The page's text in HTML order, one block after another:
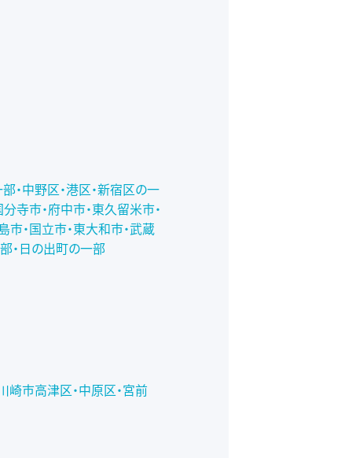
・中野区・港区・新宿区の一
寺市・府中市・東久留米市・
市・国立市・東大和市・武蔵
・日の出町の一部
崎市高津区・中原区・宮前